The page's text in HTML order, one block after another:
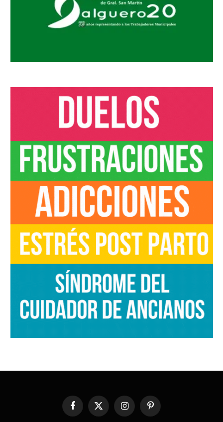
Facebook
X
InstagramPinterest